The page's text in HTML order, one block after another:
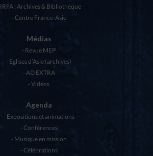
IRFA : Archives & Bibliothèque
Centre France-Asie
Médias
Revue MEP
Eglises d’Asie (archives)
AD EXTRA
Vidéos
Agenda
Expositions et animations
Conférences
Musique en mission
Célébrations